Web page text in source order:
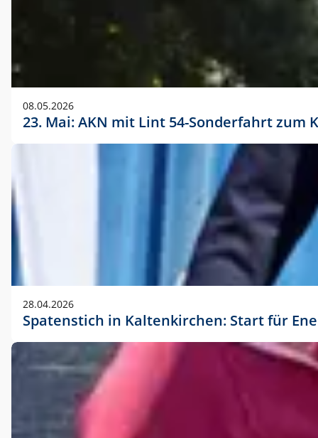
08.05.2026
23. Mai: AKN mit Lint 54-Sonderfahrt
28.04.2026
Spatenstich in Kaltenkirchen: Start für